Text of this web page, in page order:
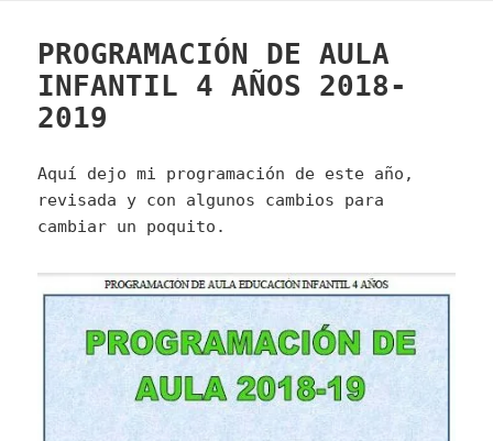
PROGRAMACIÓN DE AULA
INFANTIL 4 AÑOS 2018-
2019
Aquí dejo mi programación de este año,
revisada y con algunos cambios para
cambiar un poquito.